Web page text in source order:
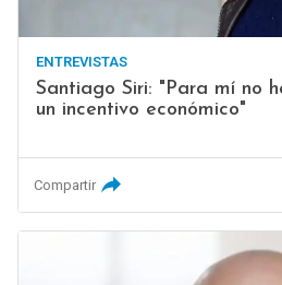
ENTREVISTAS
Santiago Siri: "Para mí no
un incentivo económico"
Compartir